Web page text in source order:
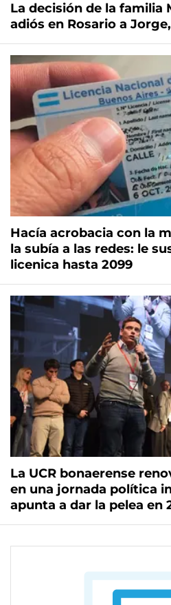
La decisión de la familia
adiós en Rosario a
Hacía acrobacia con la
la subía a las redes: le
licenica hasta 2099
La UCR bonaerense
en una jornada política
apunta a dar la pelea en